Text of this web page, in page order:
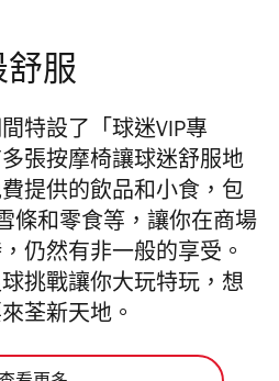
舒服
特設了「球迷VIP專
張按摩椅讓球迷舒服地
提供的飲品和小食，包
條和零食等，讓你在商場
仍然有非一般的享受。
挑戰讓你大玩特玩，想
荃新天地。